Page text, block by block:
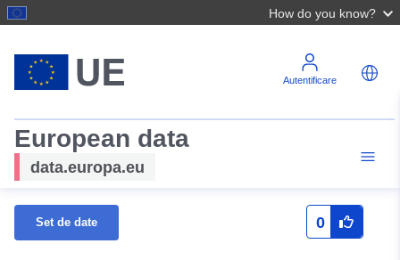
How do you know?
Autentificare
European data
data.europa.eu
Set de date 0